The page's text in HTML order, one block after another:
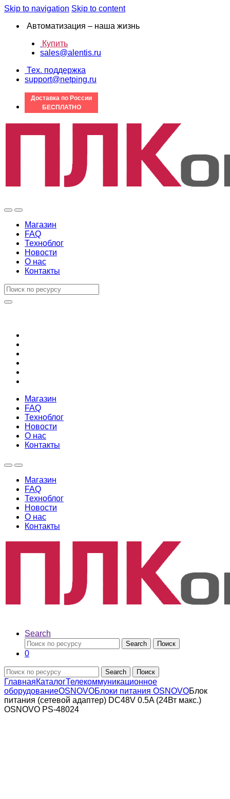
Skip to navigation Skip to content
Автоматизация – наша жизнь
Купить
sales@alentis.ru
Тех. поддержка
support@netping.ru
Доставка по России
БЕСПЛАТНО
Магазин
FAQ
Техноблог
Новости
О нас
Контакты
Магазин
FAQ
Техноблог
Новости
О нас
Контакты
Магазин
FAQ
Техноблог
Новости
О нас
Контакты
Search
Search Поиск
0
Search Поиск
ГлавнаяКаталогТелекоммуникационное
оборудованиеOSNOVOБлоки питания OSNOVOБлок
питания (сетевой адаптер) DC48V 0.5A (24Вт макс.)
OSNOVO PS-48024